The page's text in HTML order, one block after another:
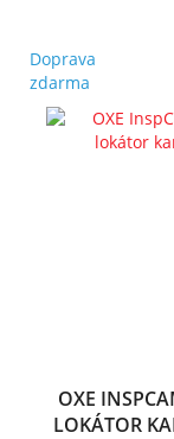
Doprava
zdarma
OXE
LOKÁTOR